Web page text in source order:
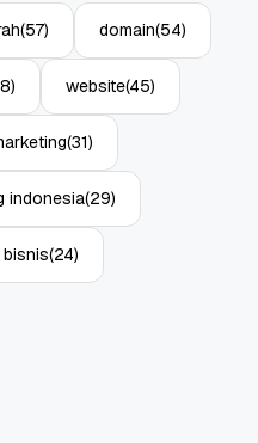
(57) domain(54)
website(45)
(31)
indonesia(29)
(24)